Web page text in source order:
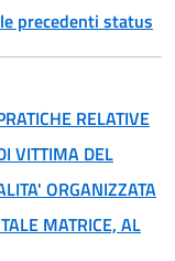
precedenti status
RELATIVE
VITTIMA DEL
ORGANIZZATA
MATRICE, AL